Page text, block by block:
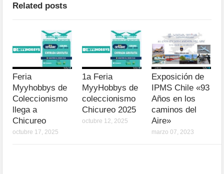
Related posts
Feria
Myyhobbys de
Coleccionismo
llega a
Chicureo
octubre 17, 2025
1a Feria
MyyHobbys de
coleccionismo
Chicureo 2025
octubre 12, 2025
Exposición de
IPMS Chile «93
Años en los
caminos del
Aire»
marzo 07, 2023